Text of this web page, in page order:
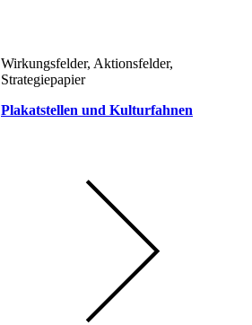
Wirkungsfelder, Aktionsfelder,
Strategiepapier
Plakatstellen und Kulturfahnen